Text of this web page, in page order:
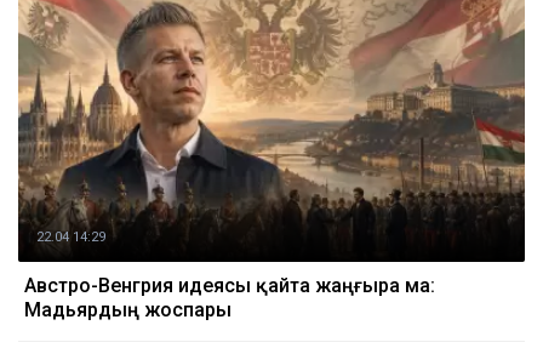
22.04 14:29
Австро-Венгрия идеясы қайта жаңғыра ма:
Мадьярдың жоспары